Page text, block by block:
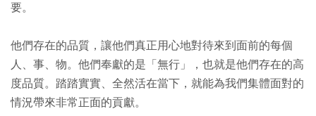
要。
他們存在的品質，讓他們真正用心地對待來到面前的每個
人、事、物。他們奉獻的是「無行」，也就是他們存在的高
度品質。踏踏實實、全然活在當下，就能為我們集體面對的
情況帶來非常正面的貢獻。